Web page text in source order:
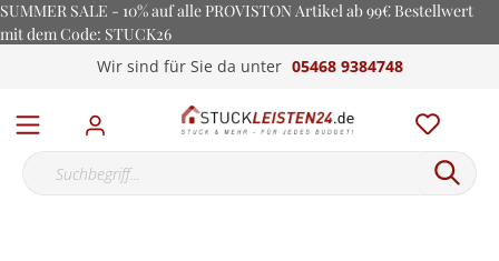
SUMMER SALE - 10% auf alle PROVISTON Artikel ab 99€ Bestellwert
mit dem Code: STUCK26
Wir sind für Sie da unter 05468 9384748